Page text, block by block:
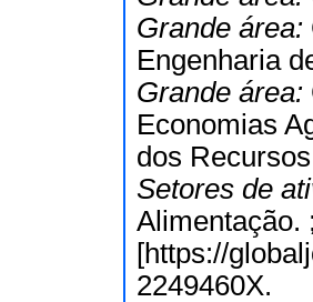
Grande área:
Engenharia
Grande área:
Economias
dos
Setores de
Alimentação. ;
[https://
2249460X.